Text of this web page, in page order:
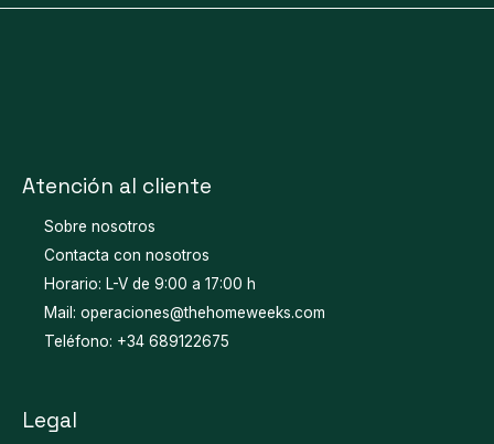
Atención al cliente
Sobre nosotros
Contacta con nosotros
Horario: L-V de 9:00 a 17:00 h
Mail: operaciones@thehomeweeks.com
Teléfono: +34 689122675
Legal